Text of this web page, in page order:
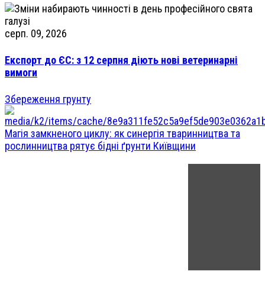
серп. 09, 2026
Експорт до ЄС: з 12 серпня діють нові ветеринарні
вимоги
Збереження грунту
Магія замкненого циклу: як синергія тваринництва та
рослинництва рятує бідні ґрунти Київщини